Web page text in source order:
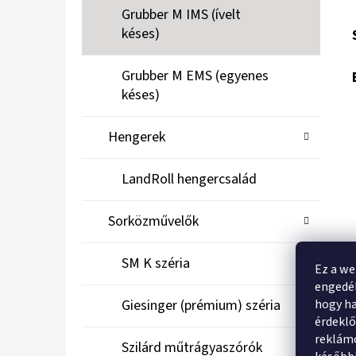
Ez a
hogy
Grubber M IMS (ívelt
késes)
Grubber M EMS (egyenes
késes)
Hengerek
LandRoll hengercsalád
Sorközművelők
SM K széria
Giesinger (prémium) széria
Szilárd műtrágyaszórók